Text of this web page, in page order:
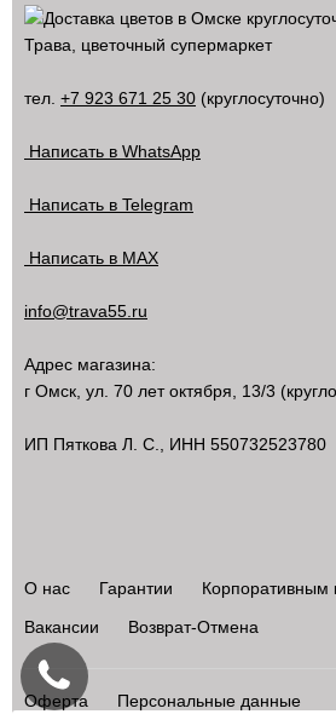
Трава, цветочный супермаркет
тел. +7 923 671 25 30 (круглосуточно)
Написать в WhatsApp
Написать в Telegram
Написать в MAX
info@trava55.ru
Адрес магазина:
г Омск ул. 70 лет октября, 13/3
ИП Пяткова Л. С., ИНН 550732523780
О нас Гарантии
Корпоративным
Вакансии
Возврат-Отмена
Оферта Персональные данные